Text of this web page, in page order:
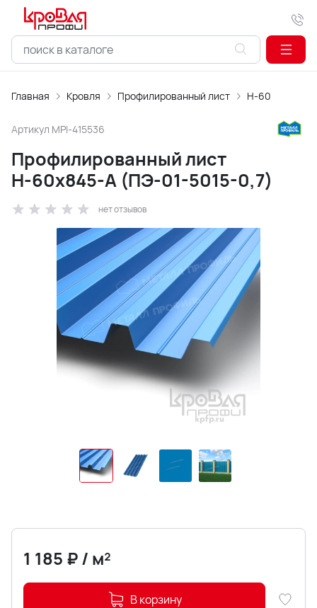
Главная Кровля Профилированный лист Н-60
Артикул MPI-415536
Профилированный лист
Н-60х845-A (ПЭ-01-5015-0,7)
нет отзывов
1 185 ₽/ м²
В корзину